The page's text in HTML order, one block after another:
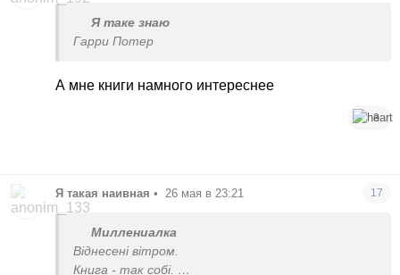
Я таке знаю
Гарри Потер
А мне книги намного интереснее
3
Я такая наивная • 26 мая в 23:21 17
Миллениалка
Віднесені вітром.
Книга - так собі.